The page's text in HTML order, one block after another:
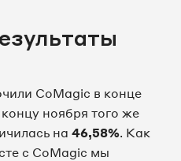
CoMagiс в конце
ноября того же
на 46,58%. Как
с CoMagic мы